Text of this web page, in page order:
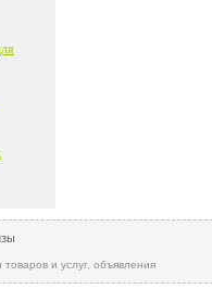
и услуг, объявления